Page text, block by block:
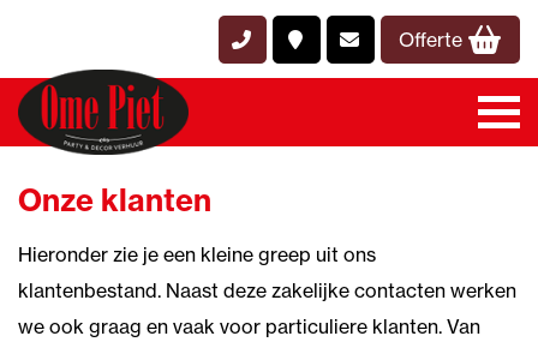
Offerte
Onze klanten
Hieronder zie je een kleine greep uit ons
klantenbestand. Naast deze zakelijke contacten werken
we ook graag en vaak voor particuliere klanten. Van